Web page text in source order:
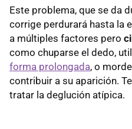
Este problema, que se da
corrige perdurará hasta la
a múltiples factores pero
como chuparse el dedo,
forma prolongada, o
contribuir a su aparición.
tratar la deglución atípica.